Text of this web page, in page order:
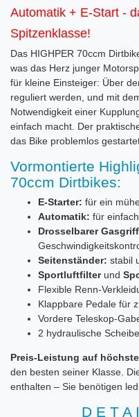
Automatik + E-Start -
Spitzenklasse!
Das HIGHPER 70ccm
was das Herz junger
für kleine Einsteiger: Über
reguliert werden, und mit
Notwendigkeit einer
einfach macht. Der
das Bike problemlos
Vormontierte
70ccm Dirtbikes:
E-Starter: für ein
Automatik: für
Drosselbarer
Seitenständer: stabil
Sportluftfilterund
Flexible Renn-
Klappbare Pedale für
Vordere Teleskop-
2 hydraulische
Preis-Leistung auf
den besten seiner Klasse.
enthalten – Sie benötigen
D E T A